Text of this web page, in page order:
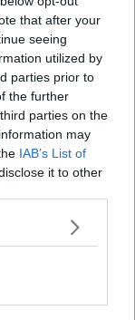
that after your
seeing
utilized by
parties prior to
the further
parties on the
may
IAB’s List of
it to other
la loro
Rosa Carruana dal
dalla Francia,
dall’Argentina, e
ci saranno
della politica, tra i
e direttore del
i lavori presso la
slide e degli